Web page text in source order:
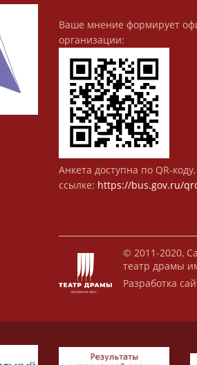
Ваше мнение формирует
организации:
Анкета доступна по QR-
ссылке: https://bus.gov.ru/
© 2011-2020,
театр драмы
Разработка